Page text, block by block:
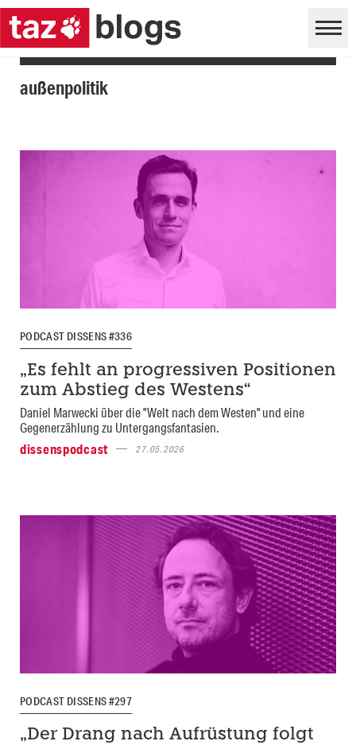
außenpolitik
PODCAST DISSENS #336
„Es fehlt an progressiven Positionen
zum Abstieg des Westens“
Daniel Marwecki über die "Welt nach dem Westen" und eine
Gegenerzählung zu Untergangsfantasien.
dissenspodcast
27.05.2026
PODCAST DISSENS #297
„Der Drang nach Aufrüstung folgt